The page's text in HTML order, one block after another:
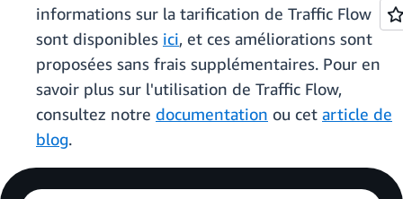
informations sur la tarification de Traffic Flow
sont disponibles ici, et ces améliorations sont
proposées sans frais supplémentaires. Pour en
savoir plus sur l'utilisation de Traffic Flow,
consultez notre documentation ou cet article de
blog.